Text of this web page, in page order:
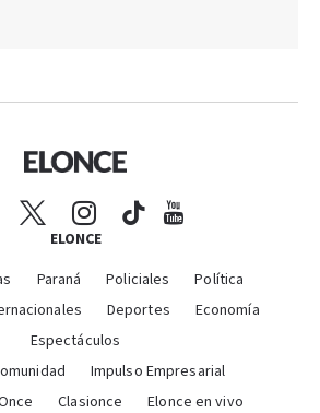
ELONCE
Paraná Policiales
Política
Deportes
Economía
Espectáculos
Impulso Empresarial
Clasionce
Elonce en vivo